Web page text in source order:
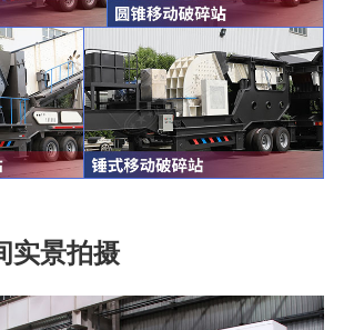
实景拍摄